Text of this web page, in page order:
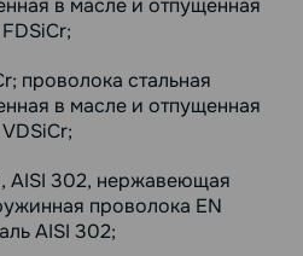
в масле и отпущенная
проволока стальная
в масле и отпущенная
AISI 302, нержавеющая
проволока EN
AISI 302;